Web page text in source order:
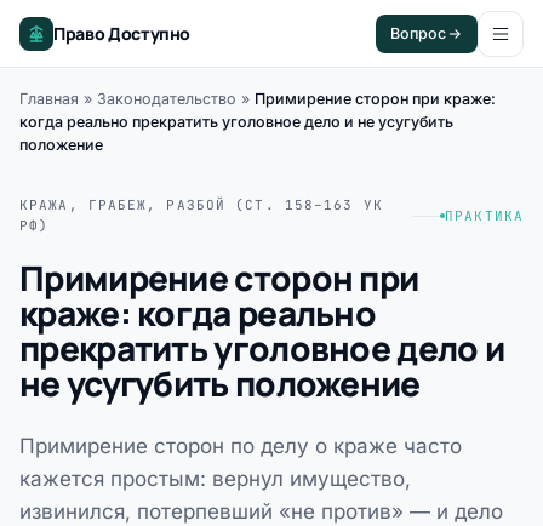
Право Доступно Вопрос
Главная » Законодательство » Примирение сторон при краже:
когда реально прекратить уголовное дело и не усугубить
положение
КРАЖА, ГРАБЕЖ, РАЗБОЙ (СТ. 158–163 УК
РФ)
ПРАКТИКА
Примирение сторон при
краже: когда реально
прекратить уголовное дело и
не усугубить положение
Примирение сторон по делу о краже часто
кажется простым: вернул имущество,
извинился, потерпевший «не против» — и дело